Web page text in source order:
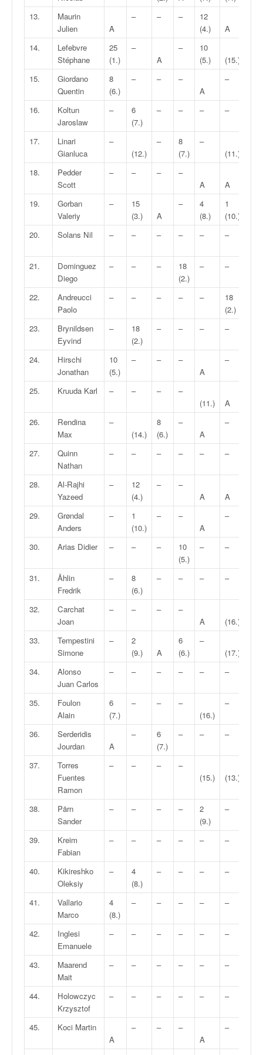
13.
Maurin
Julien
A
– – –
12
(4.)
A
14.
Lefebvre
Stéphane
25
(1.)
–
A
–
10
(5.)
(15.)
15.
Giordano
Quentin
8
(6.)
– –
–
A
–
16.
Koltun
Jaroslaw
–
6
(7.)
– – –
–
17.
Linari
Gianluca
–
(12.)
–
8
(7.)
–
(11.)
18.
Pedder
Scott
– – –
–
A
A
19.
Gorban
Valeriy
–
15
(3.)
A
–
4
(8.)
1
(10.)
20.
Solans Nil – – – – – –
21.
Dominguez
Diego
– – –
18
(2.)
– –
22.
Andreucci
Paolo
– – – – –
18
(2.)
23.
Brynildsen
Eyvind
–
18
(2.)
– – – –
24.
Hirschi
Jonathan
10
(5.)
– –
–
A
–
25.
Kruuda Karl – – –
–
(11.)
A
26.
Rendina
Max
–
(14.)
8
(6.)
–
A
–
27.
Quinn
Nathan
– – – – – –
28.
Al-Rajhi
Yazeed
–
12
(4.)
–
–
A
A
29.
Grøndal
Anders
–
1
(10.)
–
–
A
–
30. Arias Didier – – –
10
(5.)
– –
31.
Åhlin
Fredrik
–
8
(6.)
– – – –
32.
Carchat
Joan
– – –
–
A
(16.)
33.
Tempestini
Simone
–
2
(9.)
A
6
(6.)
–
(17.)
34.
Alonso
Juan Carlos
– – – – – –
35.
Foulon
Alain
6
(7.)
– –
–
(16.)
–
36.
Serderidis
Jourdan
A
–
6
(7.)
– –
–
37.
Torres
Fuentes
Ramon
– – –
–
(15.)
(13.)
38.
Pärn
Sander
– – – –
2
(9.)
–
39.
Kreim
Fabian
– – – – – –
40.
Kikireshko
Oleksiy
–
4
(8.)
– – – –
41.
Vallario
Marco
4
(8.)
– – – – –
42.
Inglesi
Emanuele
– – – – – –
43.
Maarend
Mait
– – – – – –
44.
Holowczyc
Krzysztof
– – – – – –
45.
Koci Martin
A
– –
–
A
–